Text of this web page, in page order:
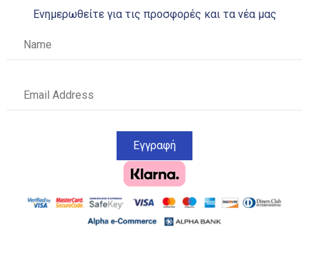
Ενημερωθείτε για τις προσφορές και τα νέα μας
Εγγραφή